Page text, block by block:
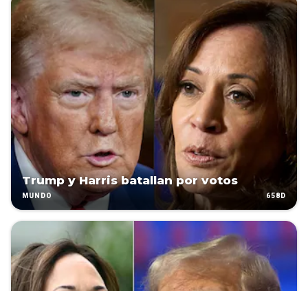
Trump y Harris batallan por votos
MUNDO 658D